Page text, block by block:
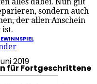
2019
alles dabei. Nun gilt
sondern auch
der allen Anschein
ist.
für Fortgeschrittene